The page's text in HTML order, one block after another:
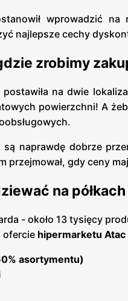
wprowadzić
najlepsze cechy
zrobimy
postawiła na dwie
powierzchni! A
są naprawdę dobrze
przejmował, gdy ceny
na
- około 13 tysięcy
ofercie hipermarketu Atac
asortymentu)